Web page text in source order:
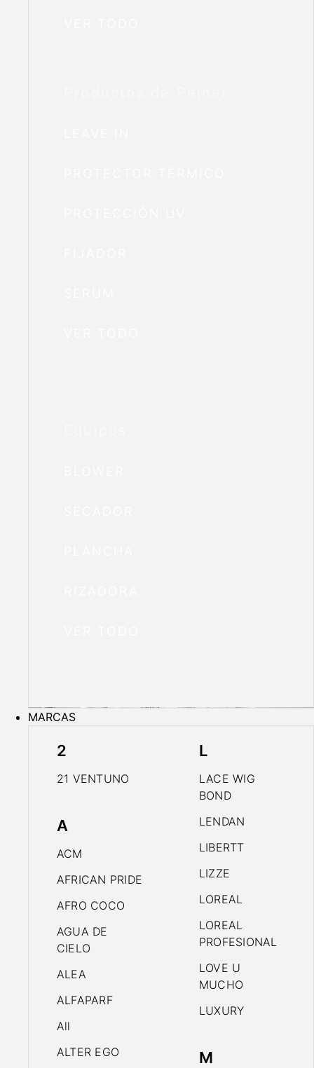
MARCAS
2
21 VENTUNO
A
ACM
AFRICAN PRIDE
AFRO COCO
AGUA DE
CIELO
ALEA
ALFAPARF
All
ALTER EGO
L
LACE WIG
BOND
LENDAN
LIBERTT
LIZZE
LOREAL
LOREAL
PROFESIONAL
LOVE U
MUCHO
LUXURY
M